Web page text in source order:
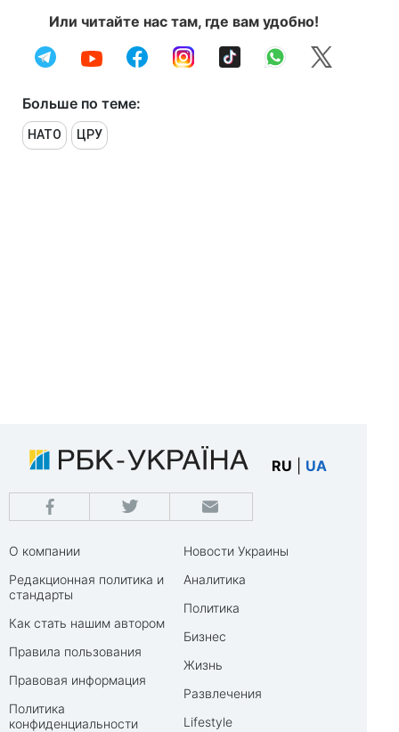
Или читайте нас там, где вам удобно!
Больше по теме:
НАТО ЦРУ
RU UA
О компании
Редакционная политика и
стандарты
Как стать нашим автором
Правила пользования
Правовая информация
Политика
конфиденциальности
Новости Украины
Аналитика
Политика
Бизнес
Жизнь
Развлечения
Lifestyle